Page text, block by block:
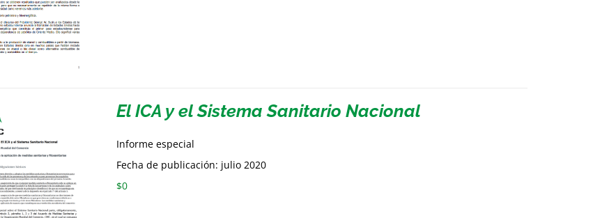
El ICA y el Sistema Sanitario Nacional
Informe especial
Fecha de publicación: julio 2020
$0